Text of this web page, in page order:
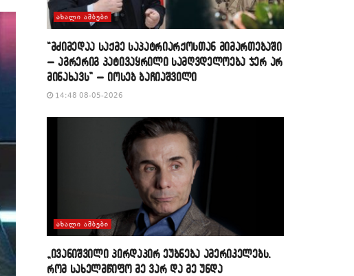
ᲐᲮᲐᲚᲘ ᲐᲛᲑᲔᲑᲘ
“მძიმედაა საქმე საპატრიარქოსთან მიმართებაში
– აგრერიგ პატივაყრილი სამღვდელოება ჯერ არ
მინახავს” – იოსებ ბაჩიაშვილი
14:48 08-05-2026
ᲐᲮᲐᲚᲘ ᲐᲛᲑᲔᲑᲘ
„ივანიშვილი პირდაპირ ეუბნება ამერიკელებს,
რომ სახელმწიფო მე ვარ და მე უნდა